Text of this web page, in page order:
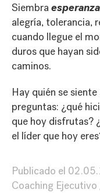
Siembra esperanza
alegría, tolerancia,
cuando llegue el
duros que hayan
caminos.
Hay quién se
preguntas: ¿qué
que hoy disfrutas?
el líder que hoy
Publicado el
Coaching Ejecutivo